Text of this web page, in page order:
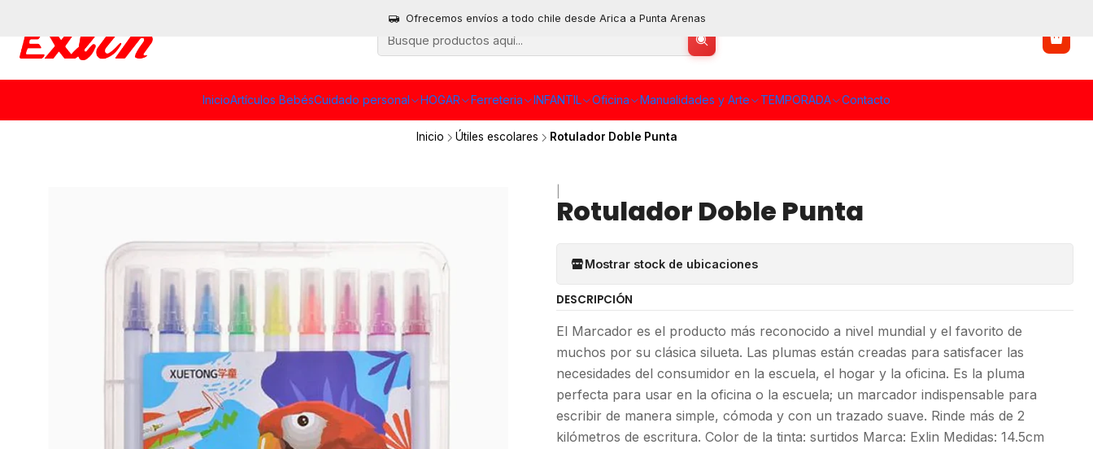
InicioArtículos BebésCuidado personal HOGAR Ferreteria INFANTIL Oficina Manualidades y Arte TEMPORADA Contacto
Ofrecemos envíos a todo chile desde Arica a Punta Arenas
Inicio Útiles escolares Rotulador Doble Punta
Rotulador Doble Punta
Mostrar stock de ubicaciones
DESCRIPCIÓN
El Marcador es el producto más reconocido a nivel mundial y el favorito de
muchos por su clásica silueta. Las plumas están creadas para satisfacer las
necesidades del consumidor en la escuela, el hogar y la oficina. Es la pluma
perfecta para usar en la oficina o la escuela; un marcador indispensable para
escribir de manera simple, cómoda y con un trazado suave. Rinde más de 2
kilómetros de escritura. Color de la tinta: surtidos Marca: Exlin Medidas: 14.5cm